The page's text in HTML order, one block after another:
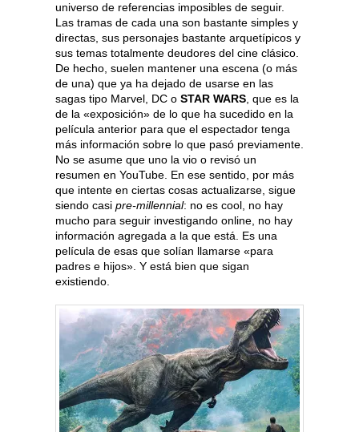
universo de referencias imposibles de seguir.
Las tramas de cada una son bastante simples y
directas, sus personajes bastante arquetípicos y
sus temas totalmente deudores del cine clásico.
De hecho, suelen mantener una escena (o más
de una) que ya ha dejado de usarse en las
sagas tipo Marvel, DC o STAR WARS, que es la
de la «exposición» de lo que ha sucedido en la
película anterior para que el espectador tenga
más información sobre lo que pasó previamente.
No se asume que uno la vio o revisó un
resumen en YouTube. En ese sentido, por más
que intente en ciertas cosas actualizarse, sigue
siendo casi pre-millennial: no es cool, no hay
mucho para seguir investigando online, no hay
información agregada a la que está. Es una
película de esas que solían llamarse «para
padres e hijos». Y está bien que sigan
existiendo.